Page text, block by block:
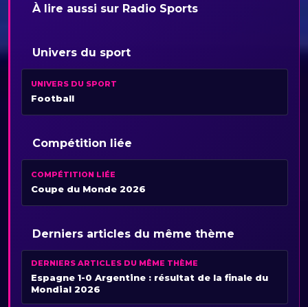
À lire aussi sur Radio Sports
Univers du sport
UNIVERS DU SPORT
Football
Compétition liée
COMPÉTITION LIÉE
Coupe du Monde 2026
Derniers articles du même thème
DERNIERS ARTICLES DU MÊME THÈME
Espagne 1-0 Argentine : résultat de la finale du
Mondial 2026